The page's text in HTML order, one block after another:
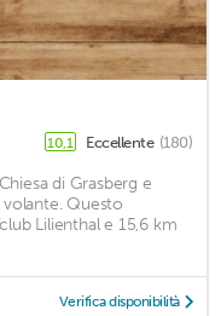
10,1 Eccellente (180)
di Grasberg e
Questo
Lilienthal e 15,6 km
Verifica disponibilità